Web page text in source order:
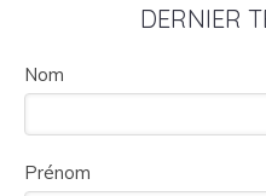
DERNIER
Nom
Prénom